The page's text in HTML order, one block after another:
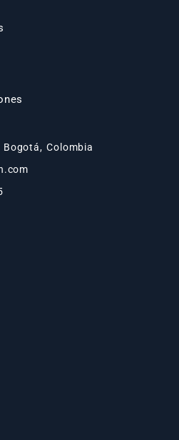
Colombia